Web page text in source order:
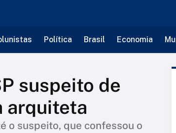
Política Brasil Economia
suspeito de
arquiteta
o suspeito, que confessou o